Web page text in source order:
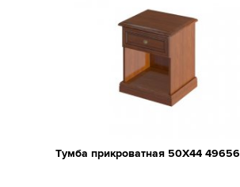
Тумба прикроватная 50Х44 49656